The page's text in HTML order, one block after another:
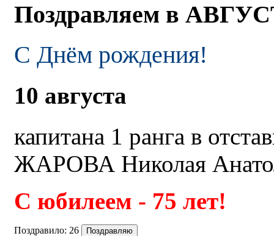
Поздравляем в
С Днём рождения!
10 августа
капитана 1 ранга в
ЖАРОВА Николая
С юбилеем - 75 лет!
Поздравило: 26